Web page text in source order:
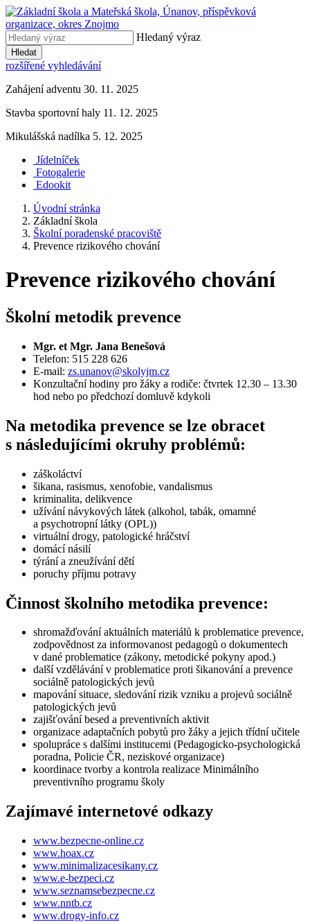
Hledaný výraz
Hledat
rozšířené vyhledávání
Zahájení adventu 30. 11. 2025
Stavba sportovní haly 11. 12. 2025
Mikulášská nadílka 5. 12. 2025
Jídelníček
Fotogalerie
Edookit
Úvodní stránka
Základní škola
Školní poradenské pracoviště
Prevence rizikového chování
Prevence rizikového chování
Školní metodik prevence
Mgr. et Mgr. Jana Benešová
Telefon: 515 228 626
E-mail: zs.unanov@skolyjm.cz
Konzultační hodiny pro žáky a rodiče: čtvrtek 12.30 – 13.30
hod nebo po předchozí domluvě kdykoli
Na metodika prevence se lze obracet
s následujícími okruhy problémů:
záškoláctví
šikana, rasismus, xenofobie, vandalismus
kriminalita, delikvence
užívání návykových látek (alkohol, tabák, omamné
a psychotropní látky (OPL))
virtuální drogy, patologické hráčství
domácí násilí
týrání a zneužívání dětí
poruchy příjmu potravy
Činnost školního metodika prevence:
shromažďování aktuálních materiálů k problematice prevence,
zodpovědnost za informovanost pedagogů o dokumentech
v dané problematice (zákony, metodické pokyny apod.)
další vzdělávání v problematice proti šikanování a prevence
sociálně patologických jevů
mapování situace, sledování rizik vzniku a projevů sociálně
patologických jevů
zajišťování besed a preventivních aktivit
organizace adaptačních pobytů pro žáky a jejich třídní učitele
spolupráce s dalšími institucemi (Pedagogicko-psychologická
poradna, Policie ČR, neziskové organizace)
koordinace tvorby a kontrola realizace Minimálního
preventivního programu školy
Zajímavé internetové odkazy
www.bezpecne-online.cz
www.hoax.cz
www.minimalizacesikany.cz
www.e-bezpeci.cz
www.seznamsebezpecne.cz
www.nntb.cz
www.drogy-info.cz